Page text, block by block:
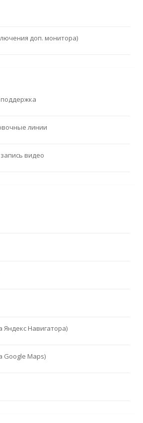
доп. монитора)
линии
видео
Яндекс Навигатора)
Google Maps)